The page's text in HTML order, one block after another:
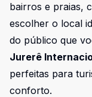
bairros e praias,
escolher o local
do público que
Jurerê
perfeitas para
conforto.